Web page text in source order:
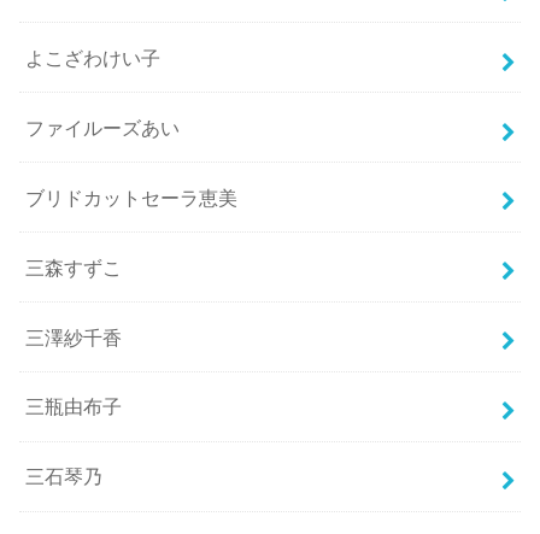
よこざわけい子
ファイルーズあい
ブリドカットセーラ恵美
三森すずこ
三澤紗千香
三瓶由布子
三石琴乃